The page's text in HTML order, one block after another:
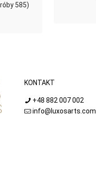
585)
KONTAKT
+48 882 007 002
info@luxosarts.com